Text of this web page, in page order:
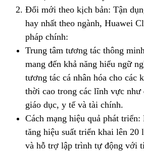
Đổi mới theo kịch bản: Tận
hay nhất theo ngành, Huawei
pháp chính:
Trung tâm tương tác thông
mang đến khả năng hiểu ngữ
tương tác cá nhân hóa cho các
thời cao trong các lĩnh vực như
giáo dục, y tế và tài chính.
Cách mạng hiệu quả phát triển:
tăng hiệu suất triển khai lên 20
và hỗ trợ lập trình tự động với